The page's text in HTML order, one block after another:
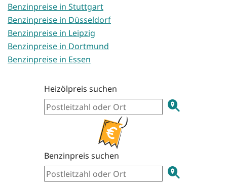
Benzinpreise in Stuttgart
Benzinpreise in Düsseldorf
Benzinpreise in Leipzig
Benzinpreise in Dortmund
Benzinpreise in Essen
Heizölpreis suchen
Benzinpreis suchen